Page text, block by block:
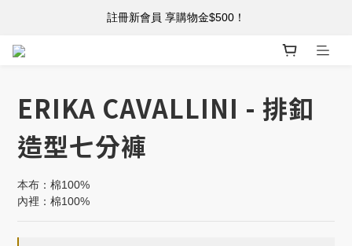
註冊新會員 享購物金$500！
註冊新會員 享購物金$500！
ERIKA CAVALLINI - 排釦
造型七分褲
本布：棉100%
內裡：棉100%